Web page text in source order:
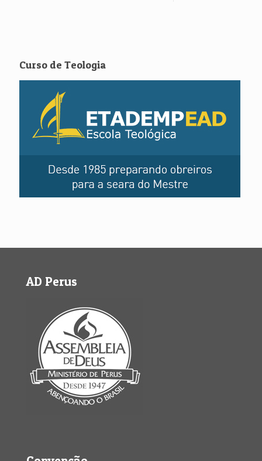
Curso de Teologia
AD Perus